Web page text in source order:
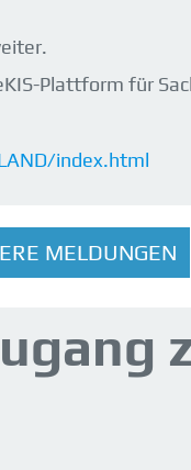
Plattform für
index.html
MELDUNGEN